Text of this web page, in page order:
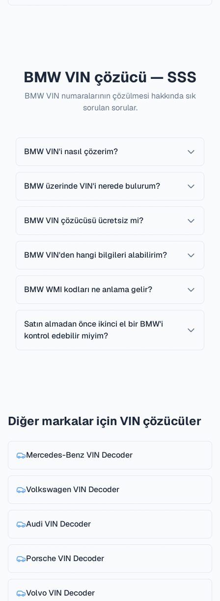
BMW VIN çözücü — SSS
BMW VIN numaralarının çözülmesi hakkında sık
sorulan sorular.
BMW VIN'i nasıl çözerim?
BMW üzerinde VIN'i nerede bulurum?
BMW VIN çözücüsü ücretsiz mi?
BMW VIN'den hangi bilgileri alabilirim?
BMW WMI kodları ne anlama gelir?
Satın almadan önce ikinci el bir BMW'i
kontrol edebilir miyim?
Diğer markalar için VIN çözücüler
Mercedes-Benz VIN Decoder
VolkswagenVIN Decoder
Audi VIN Decoder
PorscheVIN Decoder
VolvoVIN Decoder